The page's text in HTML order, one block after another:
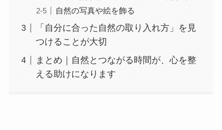
自然の写真や絵を飾る
「自分に合った自然の取り入れ方」を見
つけることが大切
まとめ｜自然とつながる時間が、心を整
える助けになります